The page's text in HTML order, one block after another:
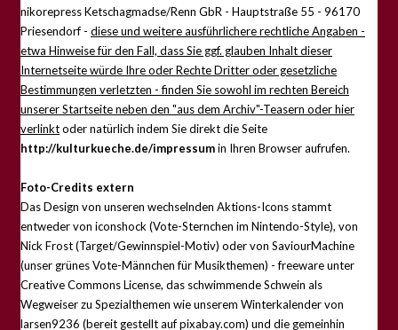
nikorepress Ketschagmadse/Renn GbR - Hauptstraße 55 - 96170
Priesendorf - diese und weitere ausführlichere rechtliche Angaben -
etwa Hinweise für den Fall, dass Sie ggf. glauben Inhalt dieser
Internetseite würde Ihre oder Rechte Dritter oder gesetzliche
Bestimmungen verletzten - finden Sie sowohl im rechten Bereich
unserer Startseite neben den "aus dem Archiv"-Teasern oder hier
verlinktoder natürlich indem Sie direkt die Seite
http://kulturkueche.de/impressumin Ihren Browser aufrufen.
Foto-Credits extern
Das Design von unseren wechselnden Aktions-Icons stammt
entweder von iconshock (Vote-Sternchen im Nintendo-Style), von
Nick Frost (Target/Gewinnspiel-Motiv) oder von SaviourMachine
(unser grünes Vote-Männchen für Musikthemen) - freeware unter
Creative Commons License, das schwimmende Schwein als
Wegweiser zu Spezialthemen wie unserem Winterkalender von
larsen9236 (bereit gestellt auf pixabay.com) und die gemeinhin